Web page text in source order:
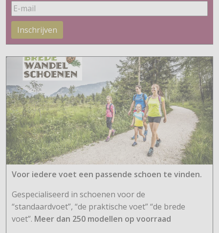
Inschrijven
Voor iedere voet een passende schoen te vinden.
Gespecialiseerd in schoenen voor de
“standaardvoet”, “de praktische voet” “de brede
voet”. Meer dan 250 modellen op voorraad